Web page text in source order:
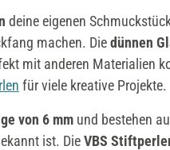
deine eigenen
machen. Diedünnen
mit anderen Materialien
für viele kreative Projekte.
von 6 mm und bestehen
ist. DieVBS